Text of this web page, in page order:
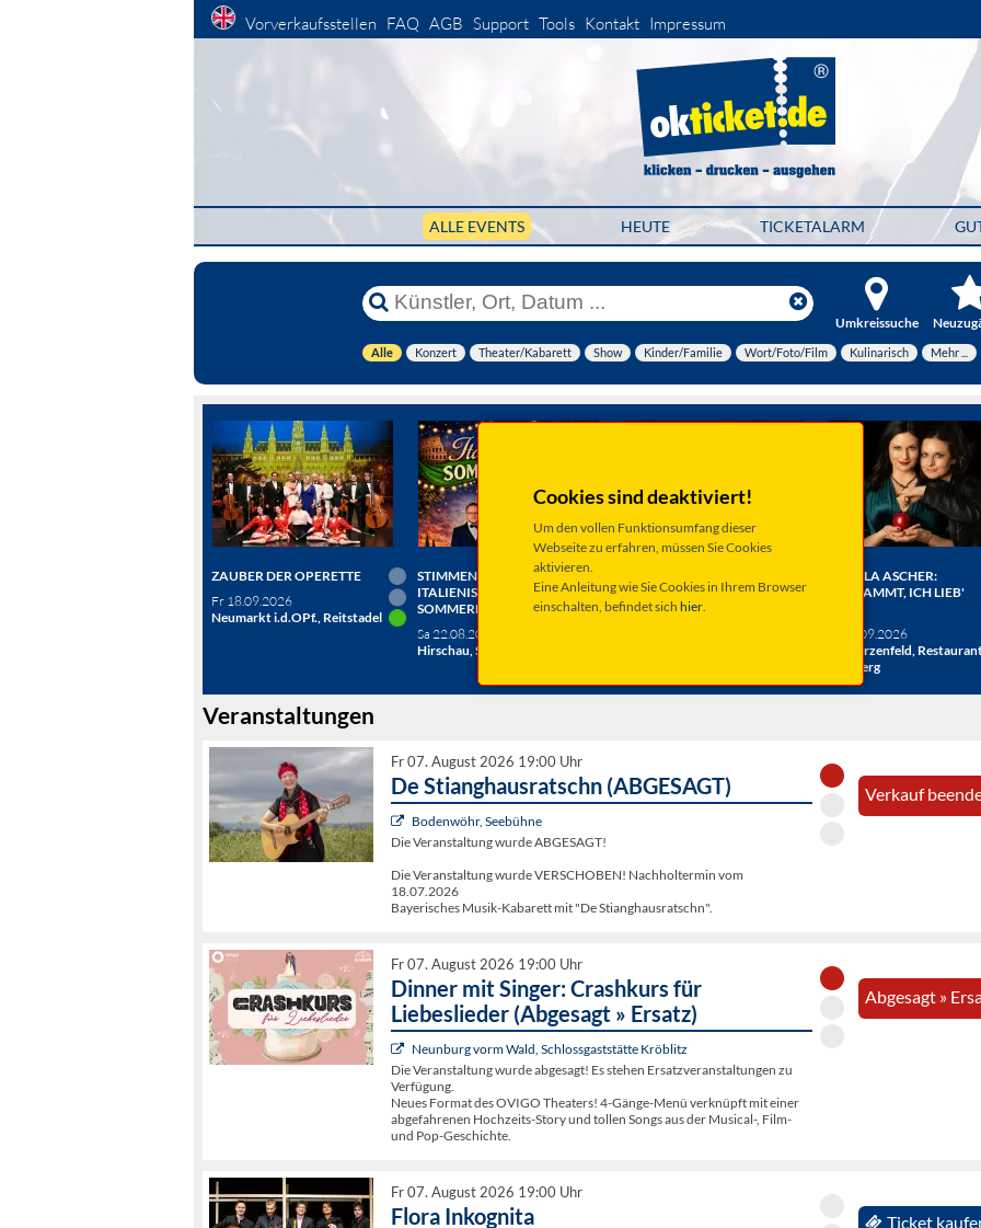
Vorverkaufsstellen FAQ AGB Support Tools Kontakt Impressum
ALLE EVENTS HEUTE TICKETALARM
Umkreissuche
Alle Konzert Theater/Kabarett Show Kinder/Familie Wort/Foto/Film Kulinarisch Mehr ...
Cookies sind deaktiviert!
Um den vollen Funktionsumfang dieser
Webseite zu erfahren, müssen Sie Cookies
aktivieren.
Eine Anleitung wie Sie Cookies in Ihrem Browser
einschalten, befindet sich hier.
ZAUBER DER OPERETTE
Fr 18.09.2026
Neumarkt i.d.OPf., Reitstadel
STIMMEN DER BERGE:
ITALIENISCHE
SOMMERNACHT
Sa 22.08.2026
Hirschau, Schlosshof
DAS JUBILÄUMSKONZERT
verschiedene Termine
ANGELA ASCHER:
VERDAMMT, ICH LIEB'
Sa 19.09.2026
Schwarzenfeld,
Miesberg
Veranstaltungen
Fr 07. August 2026 19:00 Uhr
De Stianghausratschn (ABGESAGT)
Bodenwöhr, Seebühne
Die Veranstaltung wurde ABGESAGT!
Die Veranstaltung wurde VERSCHOBEN! Nachholtermin vom
18.07.2026
Bayerisches Musik-Kabarett mit "De Stianghausratschn".
Verkauf
Fr 07. August 2026 19:00 Uhr
Dinner mit Singer: Crashkurs für
Liebeslieder (Abgesagt » Ersatz)
Neunburg vorm Wald, Schlossgaststätte Kröblitz
Die Veranstaltung wurde abgesagt! Es stehen Ersatzveranstaltungen zu
Verfügung.
Neues Format des OVIGO Theaters! 4-Gänge-Menü verknüpft mit einer
abgefahrenen Hochzeits-Story und tollen Songs aus der Musical-, Film-
und Pop-Geschichte.
Abgesagt »
Fr 07. August 2026 19:00 Uhr
Flora Inkognita Ticket